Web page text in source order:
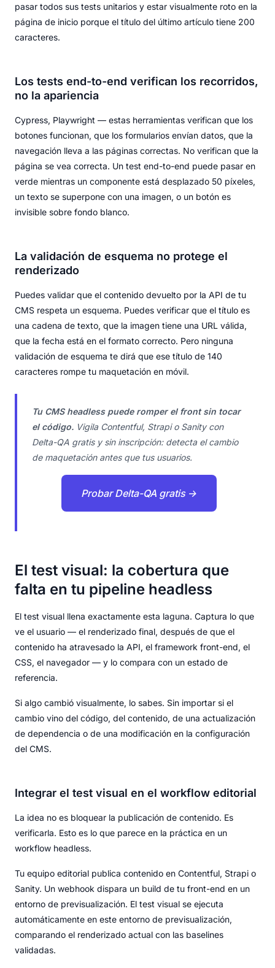
pasar todos sus tests unitarios y estar visualmente roto en la
página de inicio porque el título del último artículo tiene 200
caracteres.
Los tests end-to-end verifican los recorridos,
no la apariencia
Cypress, Playwright — estas herramientas verifican que los
botones funcionan, que los formularios envían datos, que la
navegación lleva a las páginas correctas. No verifican que la
página se vea correcta. Un test end-to-end puede pasar en
verde mientras un componente está desplazado 50 píxeles,
un texto se superpone con una imagen, o un botón es
invisible sobre fondo blanco.
La validación de esquema no protege el
renderizado
Puedes validar que el contenido devuelto por la API de tu
CMS respeta un esquema. Puedes verificar que el título es
una cadena de texto, que la imagen tiene una URL válida,
que la fecha está en el formato correcto. Pero ninguna
validación de esquema te dirá que ese título de 140
caracteres rompe tu maquetación en móvil.
Tu CMS headless puede romper el front sin tocar
el código. Vigila Contentful, Strapi o Sanity con
Delta-QA gratis y sin inscripción: detecta el cambio
de maquetación antes que tus usuarios.
Probar Delta-QA gratis →
El test visual: la cobertura que
falta en tu pipeline headless
El test visual llena exactamente esta laguna. Captura lo que
ve el usuario — el renderizado final, después de que el
contenido ha atravesado la API, el framework front-end, el
CSS, el navegador — y lo compara con un estado de
referencia.
Si algo cambió visualmente, lo sabes. Sin importar si el
cambio vino del código, del contenido, de una actualización
de dependencia o de una modificación en la configuración
del CMS.
Integrar el test visual en el workflow editorial
La idea no es bloquear la publicación de contenido. Es
verificarla. Esto es lo que parece en la práctica en un
workflow headless.
Tu equipo editorial publica contenido en Contentful, Strapi o
Sanity. Un webhook dispara un build de tu front-end en un
entorno de previsualización. El test visual se ejecuta
automáticamente en este entorno de previsualización,
comparando el renderizado actual con las baselines
validadas.